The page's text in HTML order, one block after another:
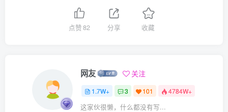
点赞82 分享 收藏
网友 关注
1.7W+ 3 101 4784W+
这家伙很懒，什么都没有写...